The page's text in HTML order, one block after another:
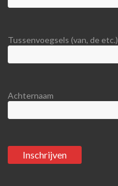
Tussenvoegsels (van, de etc.)
Achternaam